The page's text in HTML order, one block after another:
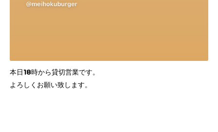
本日18時から貸切営業です。
よろしくお願い致します。